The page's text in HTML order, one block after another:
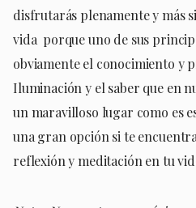
disfrutarás plenamente y más
vida porque uno de sus
obviamente el conocimiento y
Iluminación y el saber que en
un maravilloso lugar como es
una gran opción si te
reflexión y meditación en tu